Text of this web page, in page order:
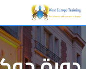
Skip
to
content